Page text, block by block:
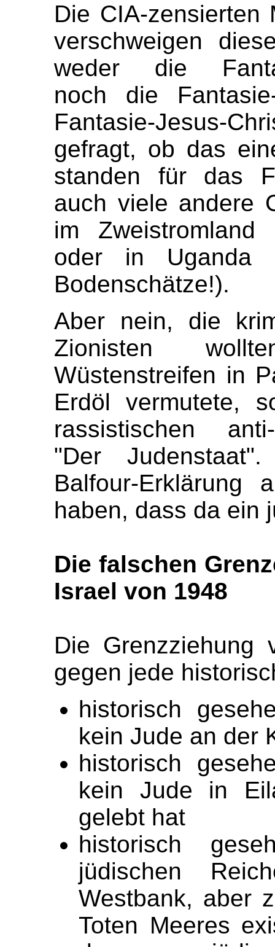
Die CIA-zensierten
verschweigen
weder die
noch die
Fantasie-Jesus-
gefragt, ob das
standen für das
auch viele andere
im Zweistromland
oder in Uganda
Bodenschätze!).
Aber nein, die
Zionisten
Wüstenstreifen in
Erdöl vermutete,
rassistischen
"Der
Balfour-Erklärung
haben, dass da ein
Die falschen
Israel von 1948
Die
gegen jede
historisch
kein Jude an der
historisch
kein Jude in
gelebt hat
historisch
jüdischen
Westbank, aber
Toten Meeres